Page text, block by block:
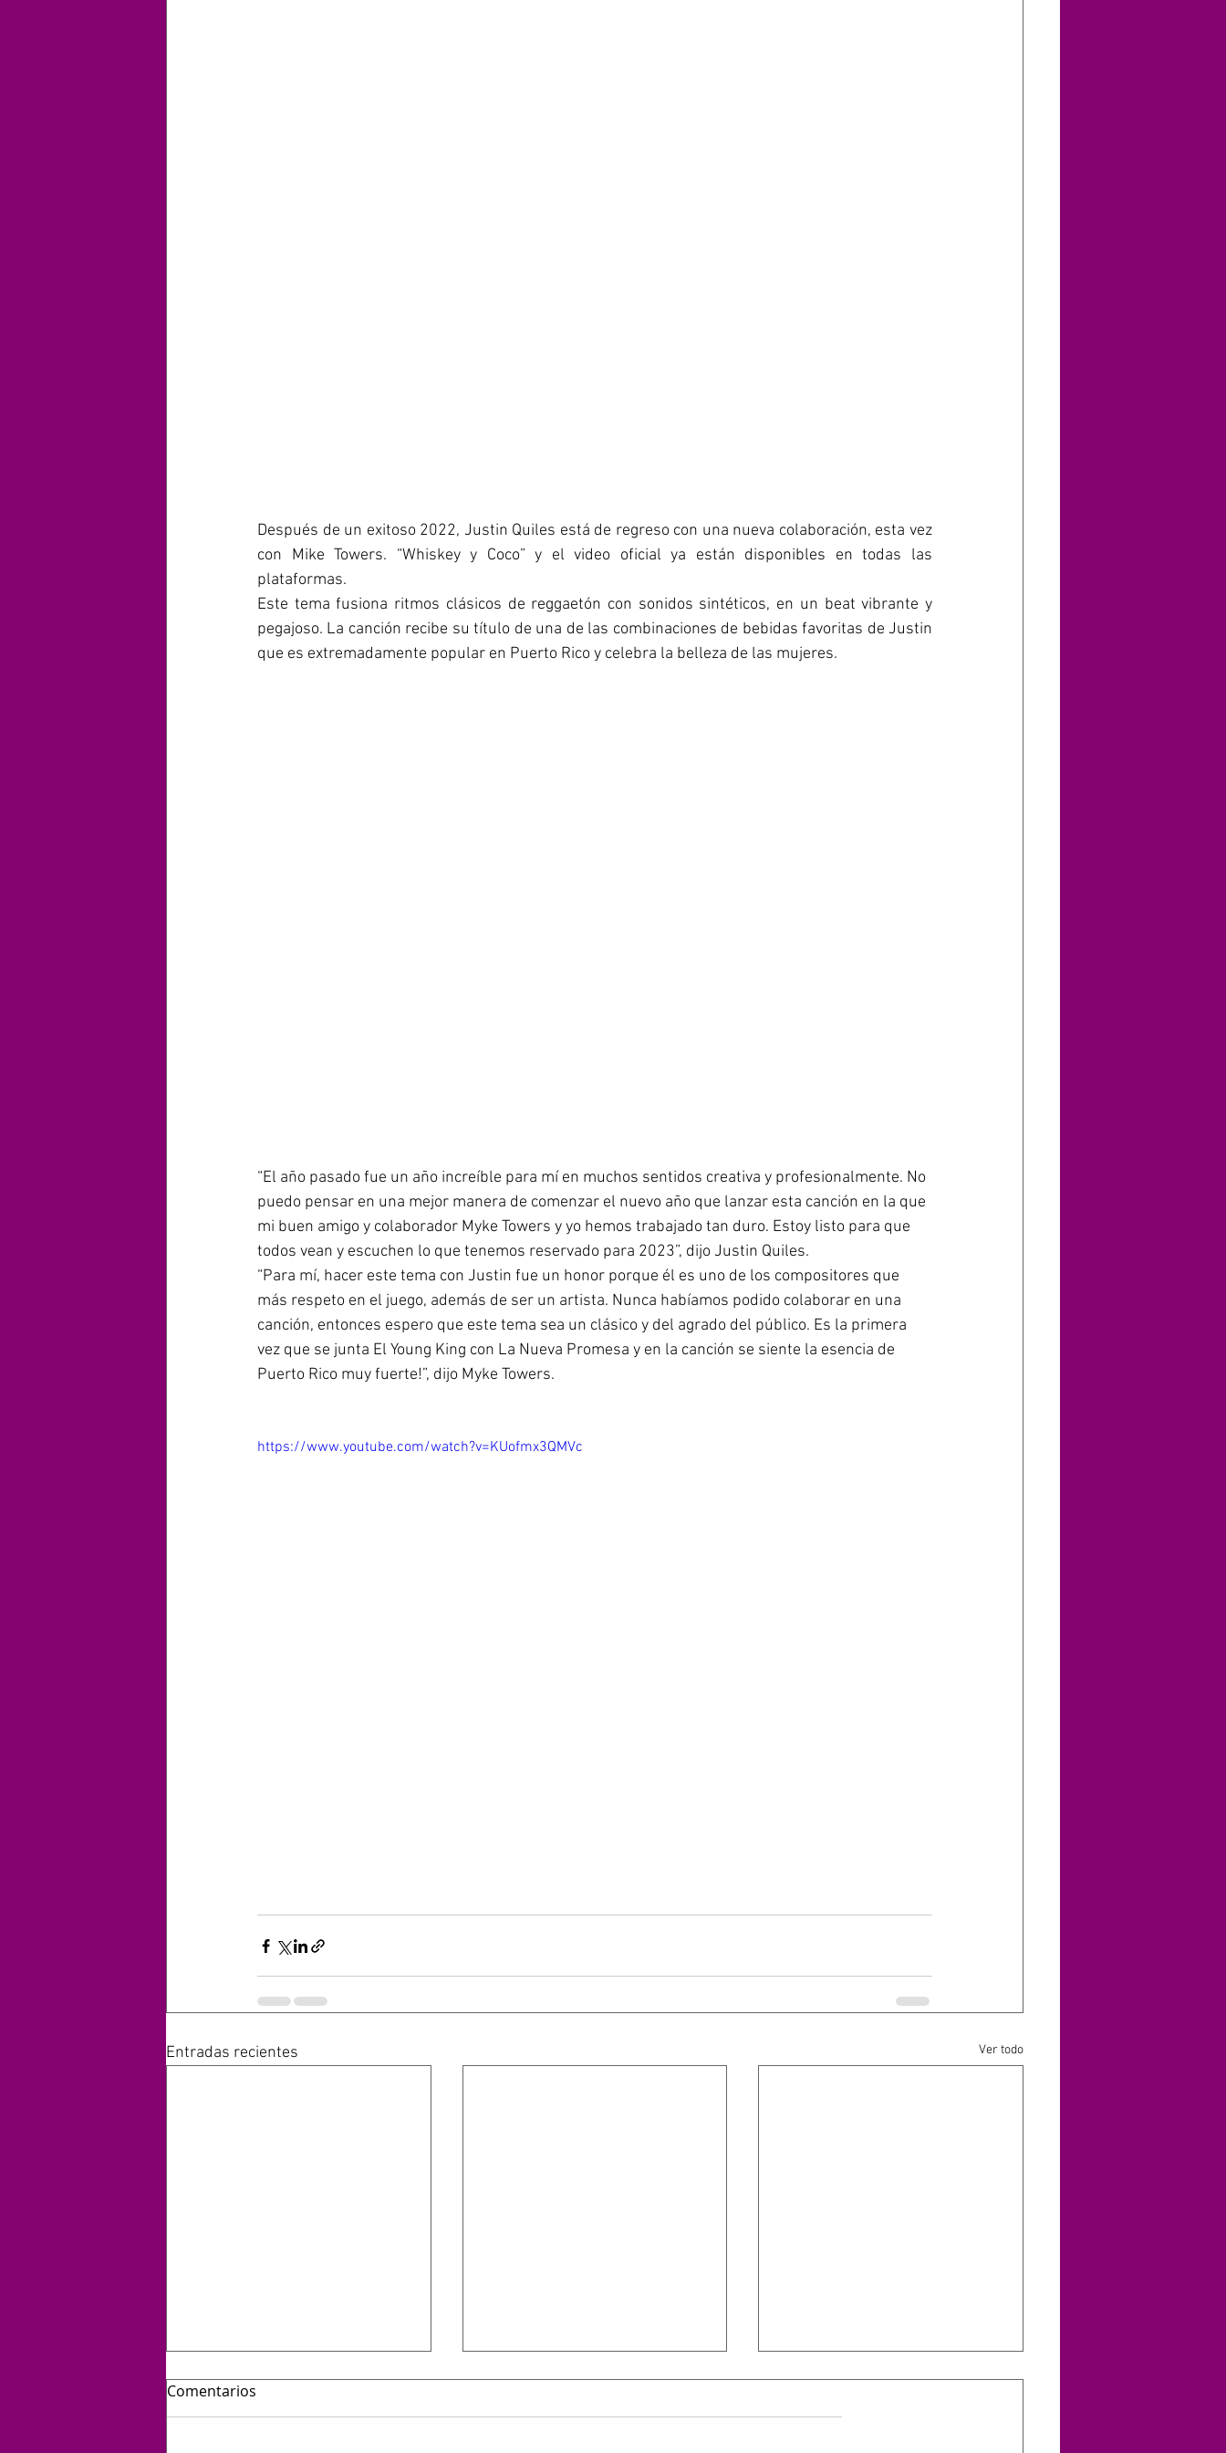
Después de un exitoso 2022, Justin Quiles está de regreso con una nueva colaboración, esta vez
con Mike Towers. “Whiskey y Coco” y el video oficial ya están disponibles en todas las
plataformas.
Este tema fusiona ritmos clásicos de reggaetón con sonidos sintéticos, en un beat vibrante y
pegajoso. La canción recibe su título de una de las combinaciones de bebidas favoritas de Justin
que es extremadamente popular en Puerto Rico y celebra la belleza de las mujeres.
“El año pasado fue un año increíble para mí en muchos sentidos creativa y profesionalmente. No
puedo pensar en una mejor manera de comenzar el nuevo año que lanzar esta canción en la que
mi buen amigo y colaborador Myke Towers y yo hemos trabajado tan duro. Estoy listo para que
todos vean y escuchen lo que tenemos reservado para 2023”, dijo Justin Quiles.
“Para mí, hacer este tema con Justin fue un honor porque él es uno de los compositores que
más respeto en el juego, además de ser un artista. Nunca habíamos podido colaborar en una
canción, entonces espero que este tema sea un clásico y del agrado del público. Es la primera
vez que se junta El Young King con La Nueva Promesa y en la canción se siente la esencia de
Puerto Rico muy fuerte!”, dijo Myke Towers.
https://www.youtube.com/watch?v=KUofmx3QMVc
Entradas recientes Ver todo
Comentarios